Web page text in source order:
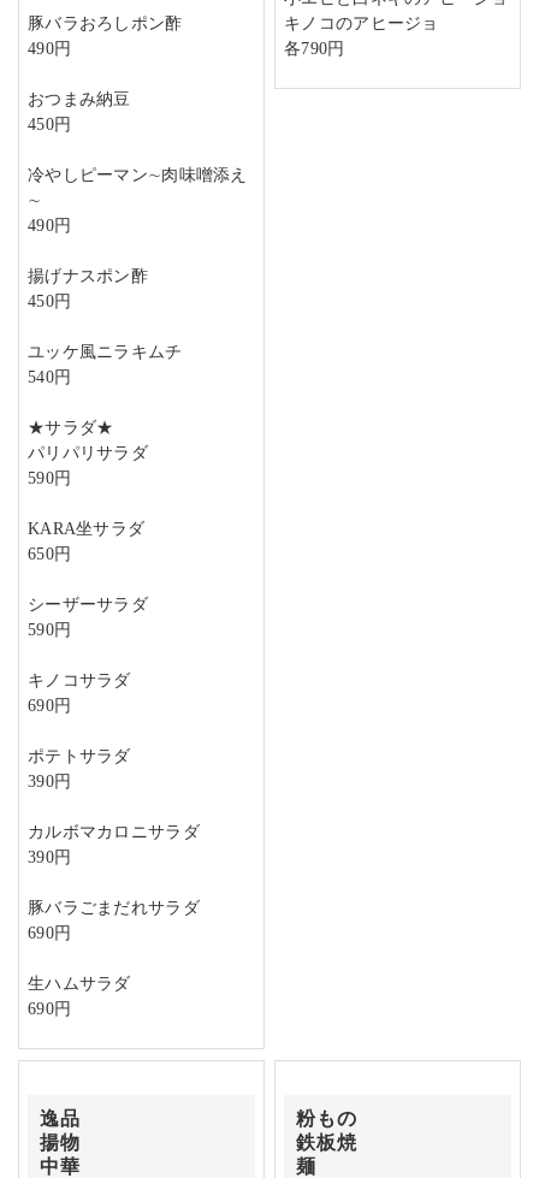
豚バラおろしポン酢
490円
おつまみ納豆
450円
冷やしピーマン∼肉味噌添え
∼
490円
揚げナスポン酢
450円
ユッケ風ニラキムチ
540円
★サラダ★
パリパリサラダ
590円
KARA坐サラダ
650円
シーザーサラダ
590円
キノコサラダ
690円
ポテトサラダ
390円
カルボマカロニサラダ
390円
豚バラごまだれサラダ
690円
生ハムサラダ
690円
キノコのアヒージョ
各790円
逸品
揚物
中華
粉もの
鉄板焼
麺